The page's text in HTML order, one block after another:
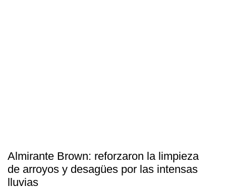
Almirante Brown: reforzaron la limpieza
de arroyos y desagües por las intensas
lluvias